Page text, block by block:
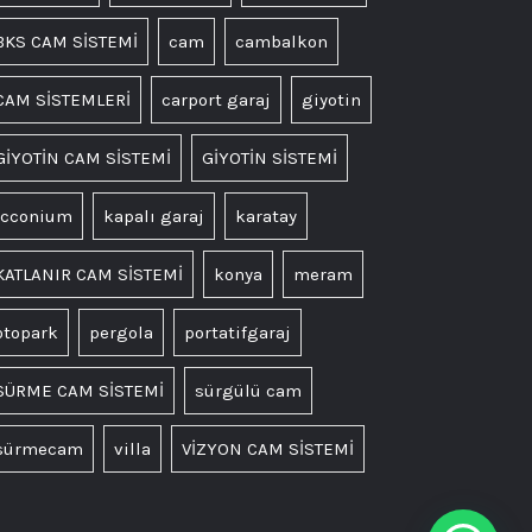
CAM SİSTEMİ cam cambalkon
SİSTEMLERİ carport garaj giyotin
CAM SİSTEMİ GİYOTİN SİSTEMİ
kapalı garaj karatay
CAM SİSTEMİ konya meram
pergola portatifgaraj
CAM SİSTEMİ sürgülü cam
villa VİZYON CAM SİSTEMİ